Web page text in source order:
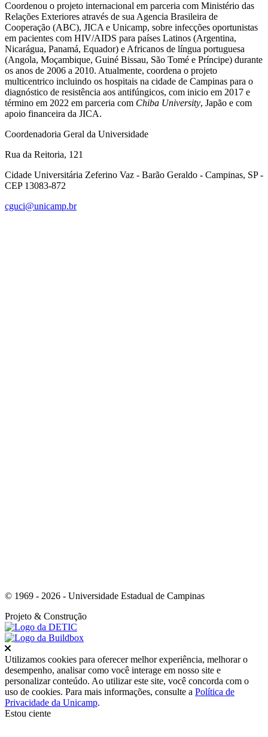
Coordenou o projeto internacional em parceria com Ministério das
Relações Exteriores através de sua Agencia Brasileira de
Cooperação (ABC), JICA e Unicamp, sobre infecções oportunistas
em pacientes com HIV/AIDS para países Latinos (Argentina,
Nicarágua, Panamá, Equador) e Africanos de língua portuguesa
(Angola, Moçambique, Guiné Bissau, São Tomé e Príncipe) durante
os anos de 2006 a 2010. Atualmente, coordena o projeto
multicentrico incluindo os hospitais na cidade de Campinas para o
diagnóstico de resistência aos antifúngicos, com inicio em 2017 e
término em 2022 em parceria com Chiba University, Japão e com
apoio financeira da JICA.
Coordenadoria Geral da Universidade
Rua da Reitoria, 121
Cidade Universitária Zeferino Vaz - Barão Geraldo - Campinas, SP -
CEP 13083-872
cguci@unicamp.br
© 1969 - 2026 - Universidade Estadual de Campinas
Projeto & Construção
Fechar
Utilizamos cookies para oferecer melhor experiência, melhorar o
desempenho, analisar como você interage em nosso site e
personalizar conteúdo. Ao utilizar este site, você concorda com o
uso de cookies. Para mais informações, consulte a Política de
Privacidade da Unicamp.
Estou ciente